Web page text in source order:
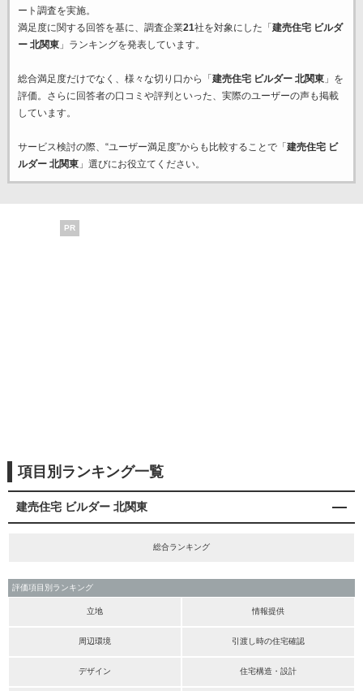
ート調査を実施。
満足度に関する回答を基に、調査企業21社を対象にした「 建売住宅 ビルダ
ー 北関東」ランキングを発表しています。
総合満足度だけでなく、様々な切り口から「 建売住宅 ビルダー 北関東」を
評価。さらに回答者の口コミや評判といった、実際のユーザーの声も掲載
しています。
サービス検討の際、“ユーザー満足度”からも比較することで「 建売住宅 ビ
ルダー 北関東」選びにお役立てください。
PR
項目別ランキング一覧
建売住宅 ビルダー 北関東
総合ランキング
評価項目別ランキング
立地 情報提供
周辺環境 引渡し時の住宅確認
デザイン 住宅構造・設計